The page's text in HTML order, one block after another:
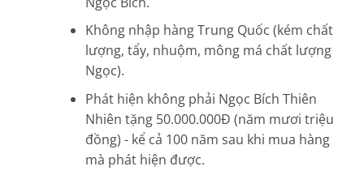
Không nhập hàng Trung Quốc (kém chất
lượng, tẩy, nhuộm, mông má chất lượng
Ngọc).
Phát hiện không phải Ngọc Bích Thiên
Nhiên tặng 50.000.000Đ (năm mươi triệu
đồng) - kể cả 100 năm sau khi mua hàng
mà phát hiện được.